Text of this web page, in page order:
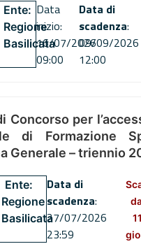
Ente:
Regione
Basilicata
Data
inizio:
16/07/2026
09:00
Data di
scadenza:
09/09/2026
12:00
Concorso per
di Formazione
Generale – triennio
Ente:
Regione
Basilicata
Data di
scadenza:
27/07/2026
23:59
11